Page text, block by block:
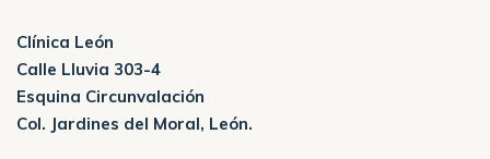
Clínica León
Calle Lluvia 303-4
Esquina Circunvalación
Col. Jardines del Moral, León.